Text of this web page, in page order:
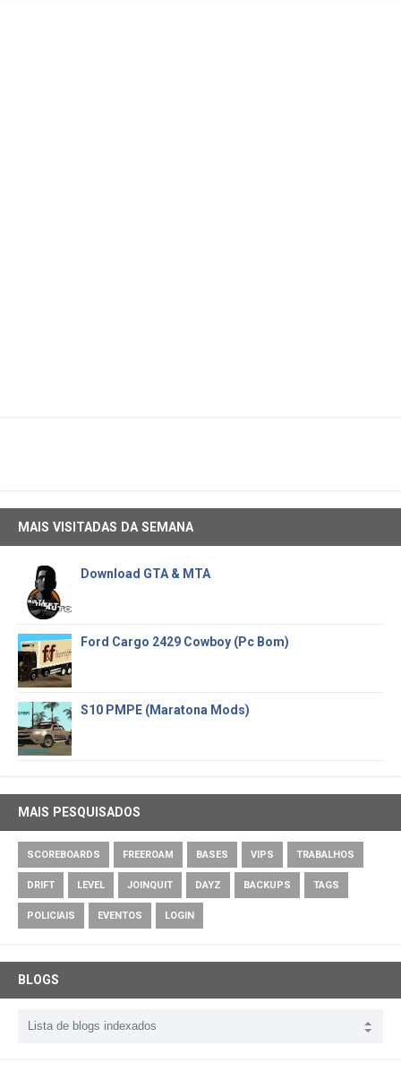
MAIS VISITADAS DA SEMANA
Download GTA & MTA
Ford Cargo 2429 Cowboy (Pc Bom)
S10 PMPE (Maratona Mods)
MAIS PESQUISADOS
SCOREBOARDS FREEROAM BASES VIPS TRABALHOS
DRIFT LEVEL JOINQUIT DAYZ BACKUPS TAGS
POLICIAIS EVENTOS LOGIN
BLOGS